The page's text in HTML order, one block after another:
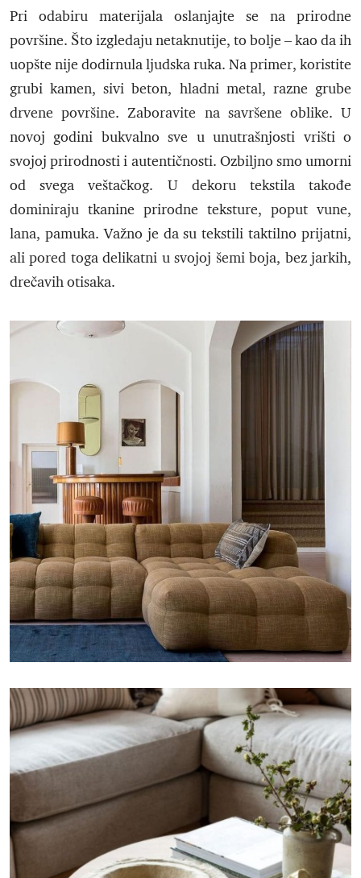
Pri odabiru materijala oslanjajte se na prirodne
površine. Što izgledaju netaknutije, to bolje – kao da ih
uopšte nije dodirnula ljudska ruka. Na primer, koristite
grubi kamen, sivi beton, hladni metal, razne grube
drvene površine. Zaboravite na savršene oblike. U
novoj godini bukvalno sve u unutrašnjosti vrišti o
svojoj prirodnosti i autentičnosti. Ozbiljno smo umorni
od svega veštačkog. U dekoru tekstila takođe
dominiraju tkanine prirodne teksture, poput vune,
lana, pamuka. Važno je da su tekstili taktilno prijatni,
ali pored toga delikatni u svojoj šemi boja, bez jarkih,
drečavih otisaka.